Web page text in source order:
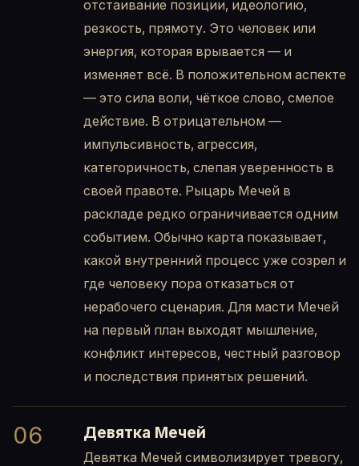
отстаивание позиции, идеологию,
резкость, прямоту. Это человек или
энергия, которая врывается — и
изменяет всё. В положительном аспекте
— это сила воли, чёткое слово, смелое
действие. В отрицательном —
импульсивность, агрессия,
категоричность, слепая уверенность в
своей правоте. Рыцарь Мечей в
раскладе редко ограничивается одним
событием. Обычно карта показывает,
какой внутренний процесс уже созрел и
где человеку пора отказаться от
нерабочего сценария. Для масти Мечей
на первый план выходят мышление,
конфликт интересов, честный разговор
и последствия принятых решений.
06 Девятка Мечей
Девятка Мечей символизирует тревогу,